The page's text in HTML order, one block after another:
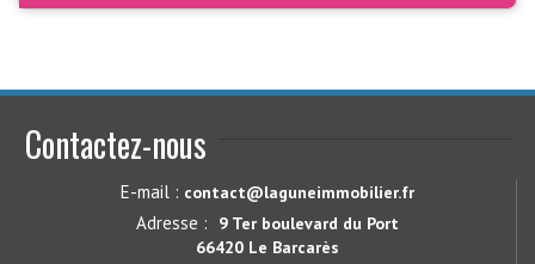
Contactez-nous
E-mail : contact@laguneimmobilier.fr
Adresse :
9 Ter boulevard du Port
66420 Le Barcarès